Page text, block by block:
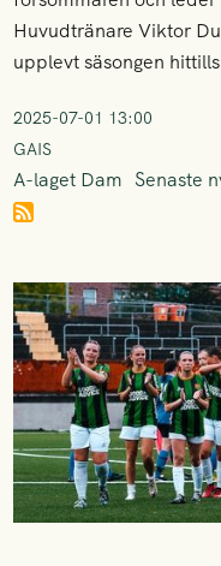
Huvudtränare Viktor
upplevt säsongen
2025-07-01 13:00
GAIS
A-laget Dam Senaste